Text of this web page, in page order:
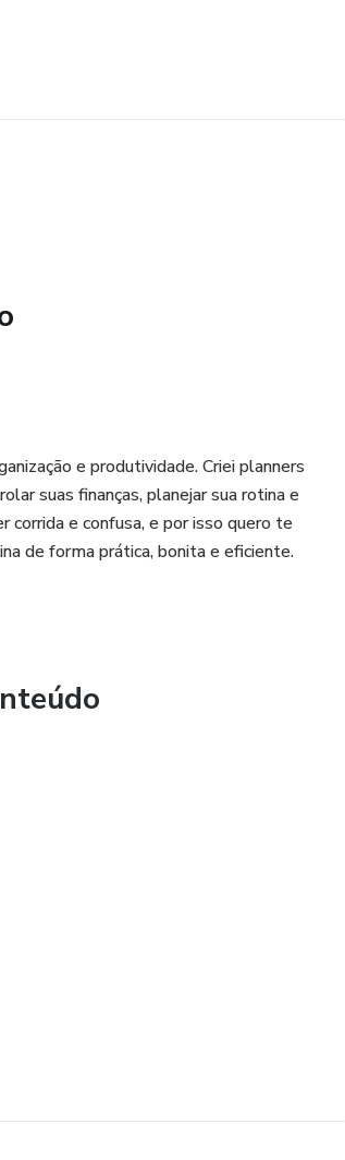
e produtividade. Criei planners
suas finanças, planejar sua rotina e
corrida e confusa, e por isso quero te
de forma prática, bonita e eficiente.